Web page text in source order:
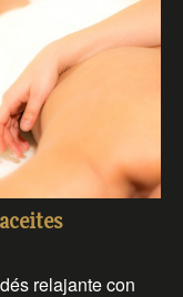
relajante con